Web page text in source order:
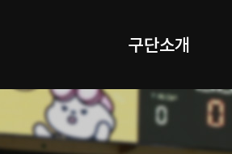
구단소개